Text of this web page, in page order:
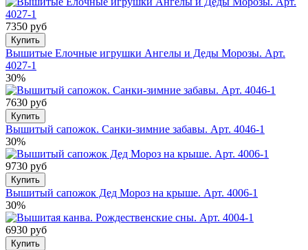
7350 руб
Купить
Вышитые Елочные игрушки Ангелы и Деды Морозы. Арт.
4027-1
30%
7630 руб
Купить
Вышитый сапожок. Санки-зимние забавы. Арт. 4046-1
30%
9730 руб
Купить
Вышитый сапожок Дед Мороз на крыше. Арт. 4006-1
30%
6930 руб
Купить